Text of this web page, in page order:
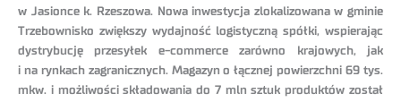
w Jasionce k. Rzeszowa. Nowa inwestycja zlokalizowana w gminie
Trzebownisko zwiększy wydajność logistyczną spółki, wspierając
dystrybucję przesyłek e-commerce zarówno krajowych, jak
i na rynkach zagranicznych. Magazyn o łącznej powierzchni 69 tys.
mkw. i możliwości składowania do 7 mln sztuk produktów został